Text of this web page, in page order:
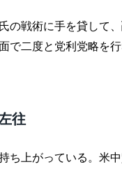
の戦術に手を貸して、
で二度と党利党略を
往
ち上がっている。米中